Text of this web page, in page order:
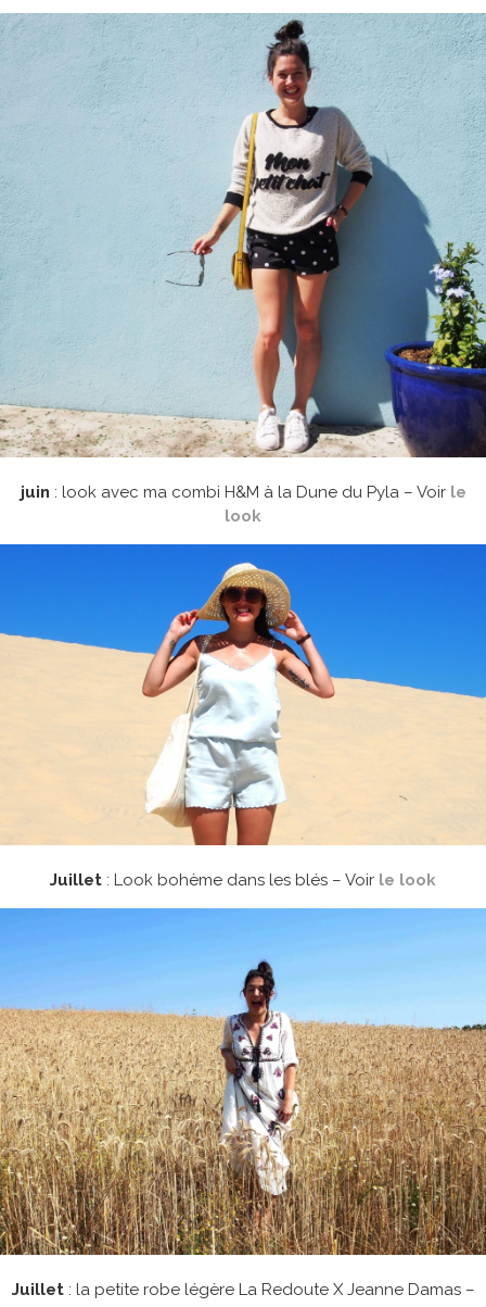
juin : look avec ma combi H&M à la Dune du Pyla – Voir le
look
Juillet : Look bohème dans les blés – Voir le look
Juillet: la petite robe légère La Redoute X Jeanne Damas –